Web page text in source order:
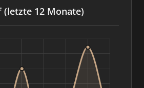
12 Monate)